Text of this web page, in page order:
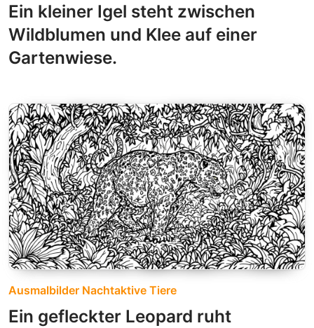
Ein kleiner Igel steht zwischen
Wildblumen und Klee auf einer
Gartenwiese.
Ausmalbilder Nachtaktive Tiere
Ein gefleckter Leopard ruht